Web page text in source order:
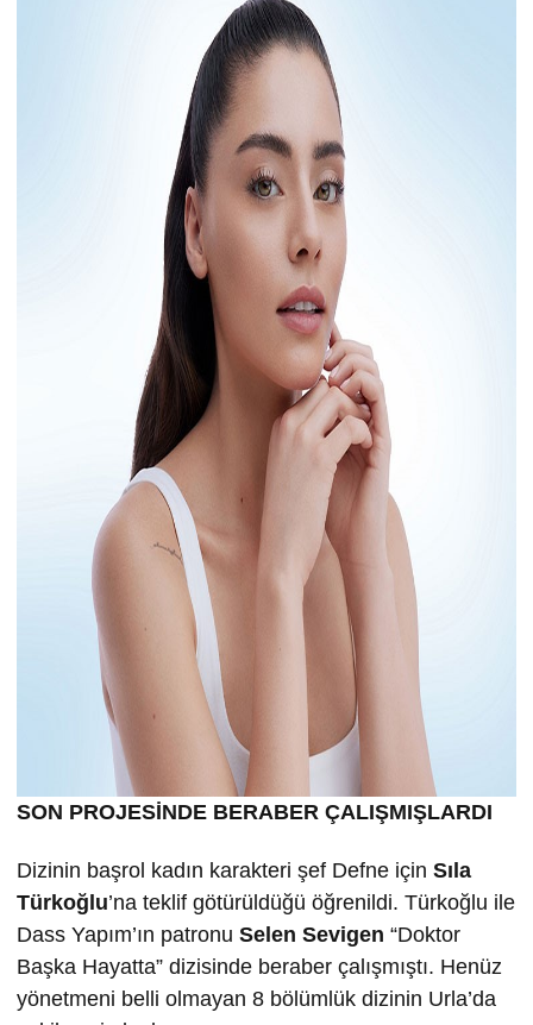
SON PROJESİNDE BERABER ÇALIŞMIŞLARDI
Dizinin başrol kadın karakteri şef Defne için Sıla
Türkoğlu’na teklif götürüldüğü öğrenildi. Türkoğlu ile
Dass Yapım’ın patronu Selen Sevigen “Doktor
Başka Hayatta” dizisinde beraber çalışmıştı. Henüz
yönetmeni belli olmayan 8 bölümlük dizinin Urla’da